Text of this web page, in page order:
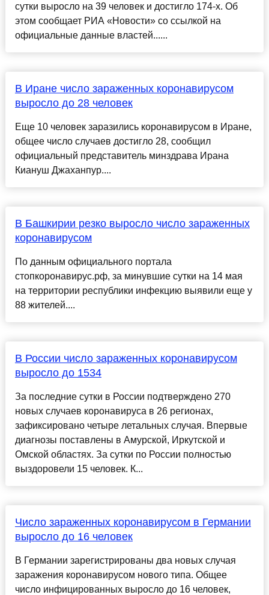
сутки выросло на 39 человек и достигло 174-х. Об
этом сообщает РИА «Новости» со ссылкой на
официальные данные властей......
В Иране число зараженных коронавирусом
выросло до 28 человек
Еще 10 человек заразились коронавирусом в Иране,
общее число случаев достигло 28, сообщил
официальный представитель минздрава Ирана
Киануш Джаханпур....
В Башкирии резко выросло число зараженных
коронавирусом
По данным официального портала
стопкоронавирус.рф, за минувшие сутки на 14 мая
на территории республики инфекцию выявили еще у
88 жителей....
В России число зараженных коронавирусом
выросло до 1534
За последние сутки в России подтверждено 270
новых случаев коронавируса в 26 регионах,
зафиксировано четыре летальных случая. Впервые
диагнозы поставлены в Амурской, Иркутской и
Омской областях. За сутки по России полностью
выздоровели 15 человек. К...
Число зараженных коронавирусом в Германии
выросло до 16 человек
В Германии зарегистрированы два новых случая
заражения коронавирусом нового типа. Общее
число инфицированных выросло до 16 человек,